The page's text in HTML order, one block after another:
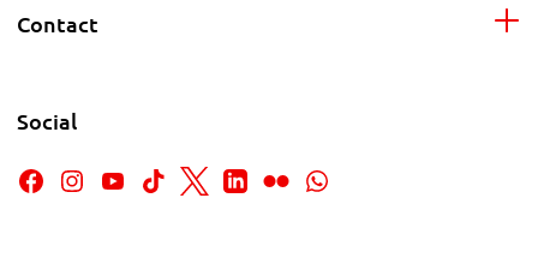
Contact
Social